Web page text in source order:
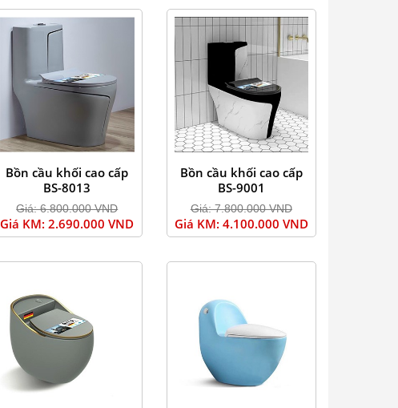
Bồn cầu khối cao cấp
BS-8013
Giá: 6.800.000 VND
Giá KM: 2.690.000 VND
Bồn cầu khối cao cấp
BS-9001
Giá: 7.800.000 VND
Giá KM: 4.100.000 VND